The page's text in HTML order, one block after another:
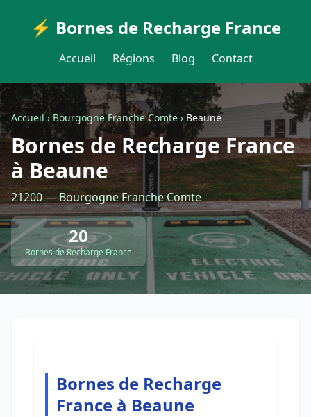
⚡ Bornes de Recharge France
Accueil Régions Blog Contact
Accueil›Bourgogne Franche Comte ›Beaune
Bornes de Recharge France
à Beaune
21200 — Bourgogne Franche Comte
20
Bornes de Recharge France
Bornes de Recharge
France à Beaune